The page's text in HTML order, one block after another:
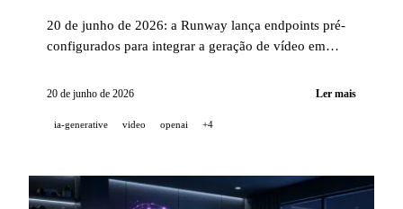
20 de junho de 2026: a Runway lança endpoints pré-
configurados para integrar a geração de vídeo em
publica o LifeSciBench (750 tarefas de PhD) e
aprovação, e o Copilot Max distribui 200 USD em
20 de junho de 2026 Ler mais
ia-generative video openai +4